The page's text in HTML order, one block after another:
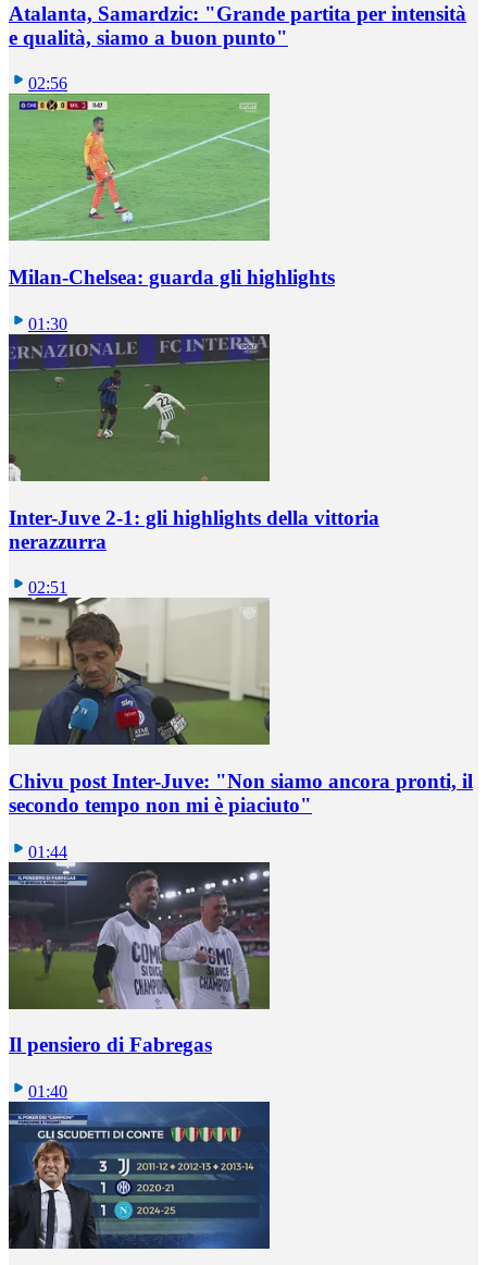
Atalanta, Samardzic: "Grande partita per intensità
e qualità, siamo a buon punto"
02:56
Milan-Chelsea: guarda gli highlights
01:30
Inter-Juve 2-1: gli highlights della vittoria
nerazzurra
02:51
Chivu post Inter-Juve: "Non siamo ancora pronti, il
secondo tempo non mi è piaciuto"
01:44
Il pensiero di Fabregas
01:40